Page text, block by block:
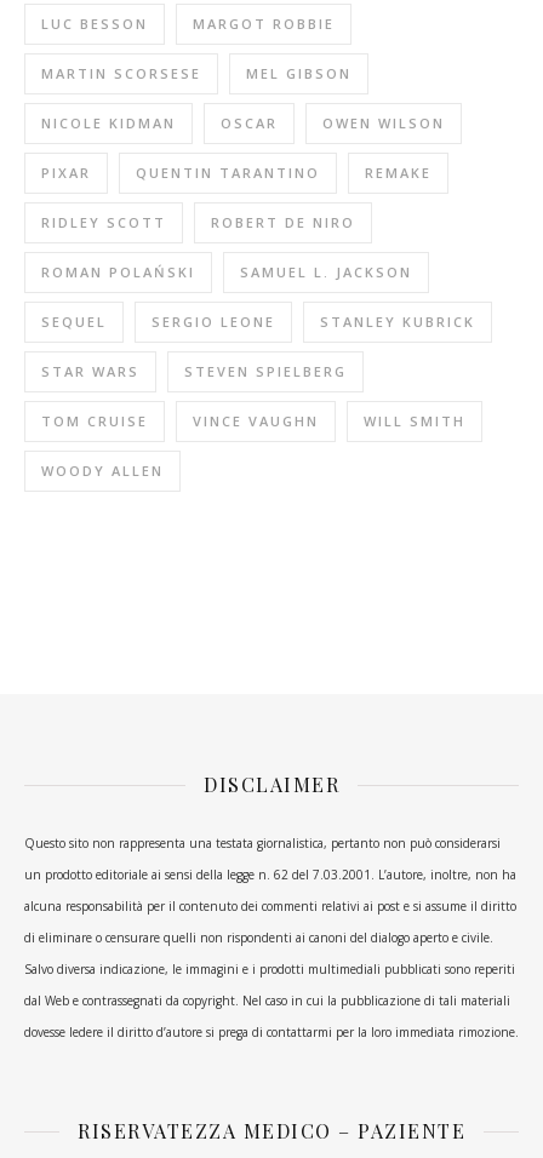
LUC BESSON MARGOT ROBBIE
MARTIN SCORSESE MEL GIBSON
NICOLE KIDMAN OSCAR OWEN WILSON
PIXAR QUENTIN TARANTINO REMAKE
RIDLEY SCOTT ROBERT DE NIRO
ROMAN POLAŃSKI SAMUEL L. JACKSON
SEQUEL SERGIO LEONE STANLEY KUBRICK
STAR WARS STEVEN SPIELBERG
TOM CRUISE VINCE VAUGHN WILL SMITH
WOODY ALLEN
DISCLAIMER
Questo sito non rappresenta una testata giornalistica, pertanto non può considerarsi
un prodotto editoriale ai sensi della legge n. 62 del 7.03.2001. L’autore, inoltre, non ha
alcuna responsabilità per il contenuto dei commenti relativi ai post e si assume il diritto
di eliminare o censurare quelli non rispondenti ai canoni del dialogo aperto e civile.
Salvo diversa indicazione, le immagini e i prodotti multimediali pubblicati sono reperiti
dal Web e contrassegnati da copyright. Nel caso in cui la pubblicazione di tali materiali
dovesse ledere il diritto d’autore si prega di contattarmi per la loro immediata rimozione.
RISERVATEZZA MEDICO – PAZIENTE